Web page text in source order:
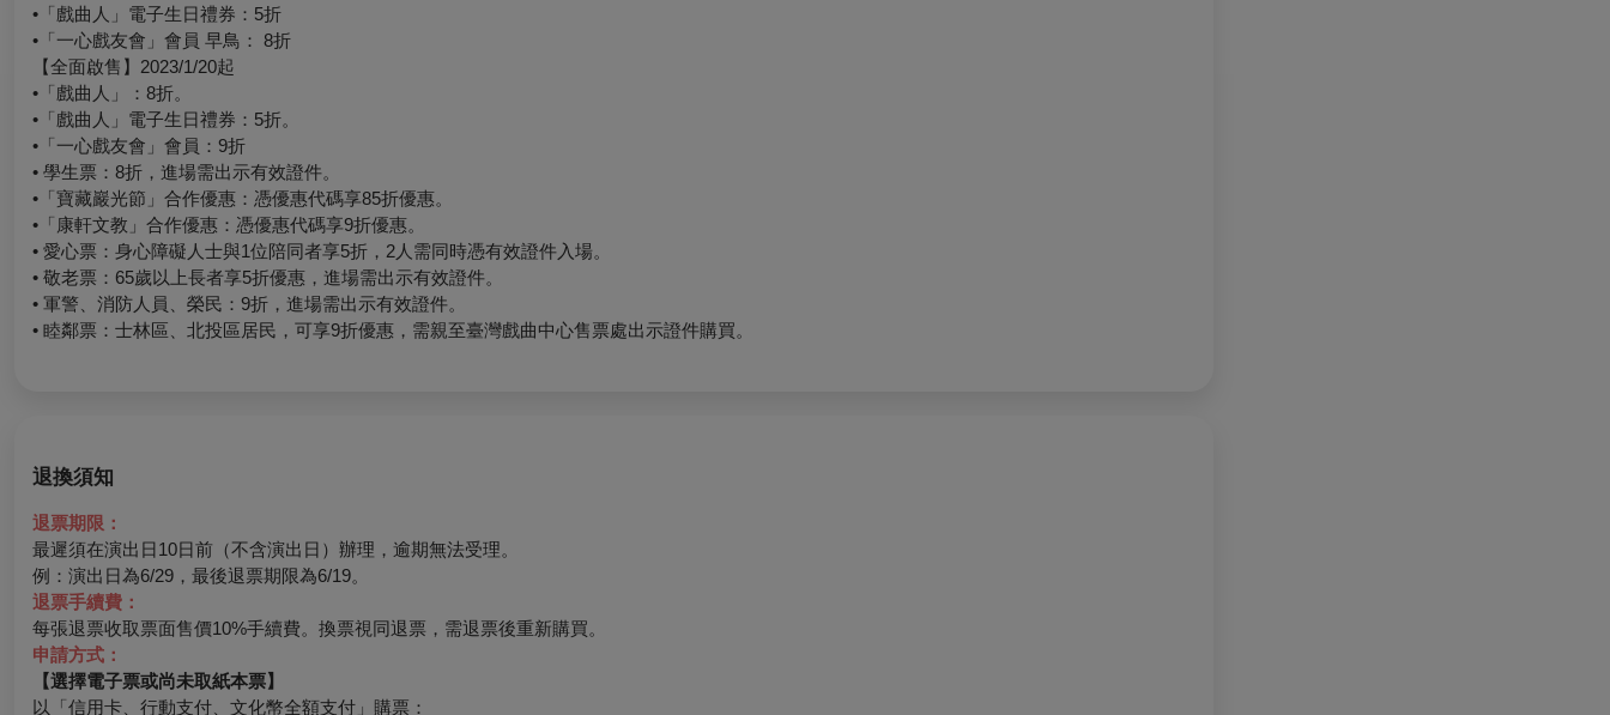
•「戲曲人」電子生日禮券：5折
•「一心戲友會」會員 早鳥： 8折
【全面啟售】2023/1/20起
•「戲曲人」：8折。
•「戲曲人」電子生日禮券：5折。
•「一心戲友會」會員：9折
• 學生票：8折，進場需出示有效證件。
•「寶藏巖光節」合作優惠：憑優惠代碼享85折優惠。
•「康軒文教」合作優惠：憑優惠代碼享9折優惠。
• 愛心票：身心障礙人士與1位陪同者享5折，2人需同時憑有效證件入場。
• 敬老票：65歲以上長者享5折優惠，進場需出示有效證件。
• 軍警、消防人員、榮民：9折，進場需出示有效證件。
• 睦鄰票：士林區、北投區居民，可享9折優惠，需親至臺灣戲曲中心售票處出示證件購買。
退換須知
退票期限：
最遲須在演出日10日前（不含演出日）辦理，逾期無法受理。
例：演出日為6/29，最後退票期限為6/19。
退票手續費：
每張退票收取票面售價10%手續費。換票視同退票，需退票後重新購買。
申請方式：
【選擇電子票或尚未取紙本票】
以「信用卡、行動支付、文化幣全額支付」購票：